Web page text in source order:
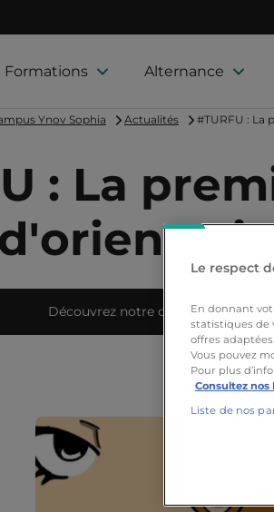
Formations Alternance
Ynov Sophia Actualités #TURFU : La
: La
Découvrez notre campus
Le respect
En donnant
statistiques de
offres adaptées.
Vous pouvez
Pour plus
Consultez nos
Liste de nos